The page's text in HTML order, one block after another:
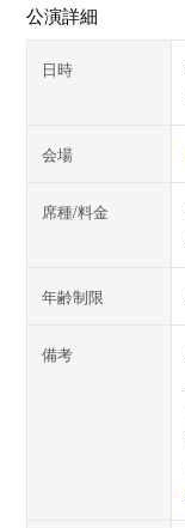
公演詳細
日時
会場
席種/料金
年齢制限
備考